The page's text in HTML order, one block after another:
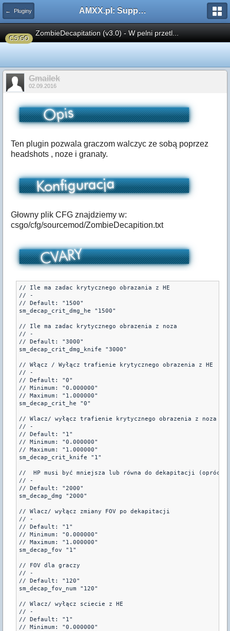
← Pluginy AMXX.pl: Support AMX Mod X i SourceMod
CS:GO
ZombieDecapitation (v3.0) - W pelni przetl...
Gmailek
02.09.2016
Ten plugin pozwala graczom walczyc ze sobą poprzez
headshots , noze i granaty.
Głowny plik CFG znajdziemy w:
csgo/cfg/sourcemod/ZombieDecapition.txt
// Ile ma zadac krytycznego obrazania z HE
// -
// Default: "1500"
sm_decap_crit_dmg_he "1500"
// Ile ma zadac krytycznego obrazenia z noza
// -
// Default: "3000"
sm_decap_crit_dmg_knife "3000"
// Włącz / Wyłącz trafienie krytycznego obrazenia z HE
// -
// Default: "0"
// Minimum: "0.000000"
// Maximum: "1.000000"
sm_decap_crit_he "0"
// Wlacz/ wyłącz trafienie krytycznego obrazenia z noza
// -
// Default: "1"
// Minimum: "0.000000"
// Maximum: "1.000000"
sm_decap_crit_knife "1"
//  HP musi być mniejsza lub równa do dekapitacji (oprócz
// -
// Default: "2000"
sm_decap_dmg "2000"
// Wlacz/ wyłącz zmiany FOV po dekapitacji
// -
// Default: "1"
// Minimum: "0.000000"
// Maximum: "1.000000"
sm_decap_fov "1"
// FOV dla graczy
// -
// Default: "120"
sm_decap_fov_num "120"
// Wlacz/ wyłącz sciecie z HE
// -
// Default: "1"
// Minimum: "0.000000"